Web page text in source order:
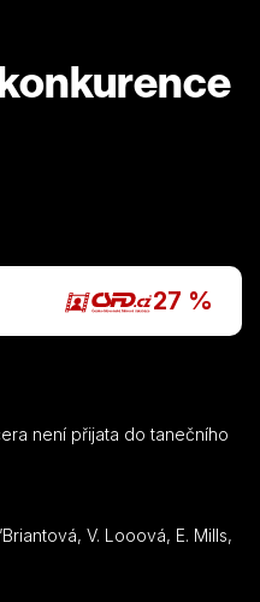
27 %
není přijata do tanečního